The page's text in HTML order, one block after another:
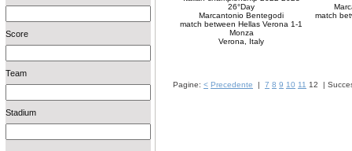
Score
Team
Stadium
26°Day
Marcantonio Bentegodi
match between Hellas Verona 1-1
Monza
Verona, Italy
match
Pagine: < Precedente | 7 8 9 10 11 12 |